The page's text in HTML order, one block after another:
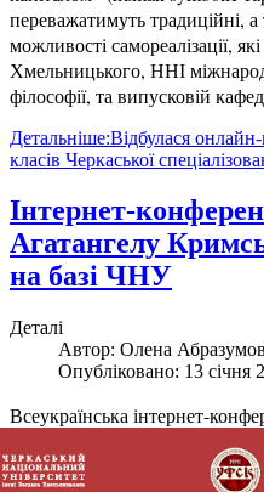
переважатимуть традиційні,
можливості самореалізації,
Хмельницького, ННІ
філософії, та випусковій
Детальніше:Відбулася
класів Черкаської
Інтернет-
Агатангелу
на базі ЧНУ
Деталі
Автор: Олена
Опубліковано: 13 січня
Всеукраїнська інтернет-